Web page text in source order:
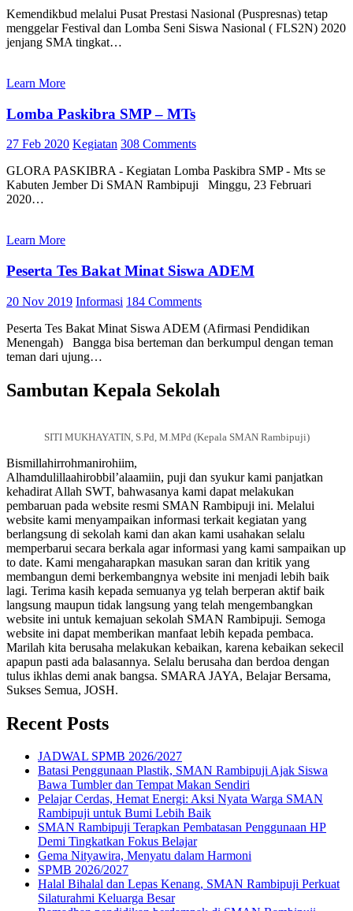
Kemendikbud melalui Pusat Prestasi Nasional (Puspresnas) tetap
menggelar Festival dan Lomba Seni Siswa Nasional ( FLS2N) 2020
jenjang SMA tingkat…
Learn More
Lomba Paskibra SMP – MTs
27 Feb 2020 Kegiatan 308 Comments
GLORA PASKIBRA - Kegiatan Lomba Paskibra SMP - Mts se
Kabuten Jember Di SMAN Rambipuji Minggu, 23 Februari
2020…
Learn More
Peserta Tes Bakat Minat Siswa ADEM
20 Nov 2019 Informasi 184 Comments
Peserta Tes Bakat Minat Siswa ADEM (Afirmasi Pendidikan
Menengah) Bangga bisa berteman dan berkumpul dengan teman
teman dari ujung…
Sambutan Kepala Sekolah
SITI MUKHAYATIN, S.Pd, M.MPd (Kepala SMAN Rambipuji)
Bismillahirrohmanirohiim,
Alhamdulillaahirobbil’alaamiin, puji dan syukur kami panjatkan
kehadirat Allah SWT, bahwasanya kami dapat melakukan
pembaruan pada website resmi SMAN Rambipuji ini. Melalui
website kami menyampaikan informasi terkait kegiatan yang
berlangsung di sekolah kami dan akan kami usahakan selalu
memperbarui secara berkala agar informasi yang kami sampaikan up
to date. Kami mengaharapkan masukan saran dan kritik yang
membangun demi berkembangnya website ini menjadi lebih baik
lagi. Terima kasih kepada semuanya yg telah berperan aktif baik
langsung maupun tidak langsung yang telah mengembangkan
website ini untuk kemajuan sekolah SMAN Rambipuji. Semoga
website ini dapat memberikan manfaat lebih kepada pembaca.
Marilah kita berusaha melakukan kebaikan, karena kebaikan sekecil
apapun pasti ada balasannya. Selalu berusaha dan berdoa dengan
tulus ikhlas demi anak bangsa. SMARA JAYA, Belajar Bersama,
Sukses Semua, JOSH.
Recent Posts
JADWAL SPMB 2026/2027
Batasi Penggunaan Plastik, SMAN Rambipuji Ajak Siswa
Bawa Tumbler dan Tempat Makan Sendiri
Pelajar Cerdas, Hemat Energi: Aksi Nyata Warga SMAN
Rambipuji untuk Bumi Lebih Baik
SMAN Rambipuji Terapkan Pembatasan Penggunaan HP
Demi Tingkatkan Fokus Belajar
Gema Nityawira, Menyatu dalam Harmoni
SPMB 2026/2027
Halal Bihalal dan Lepas Kenang, SMAN Rambipuji Perkuat
Silaturahmi Keluarga Besar